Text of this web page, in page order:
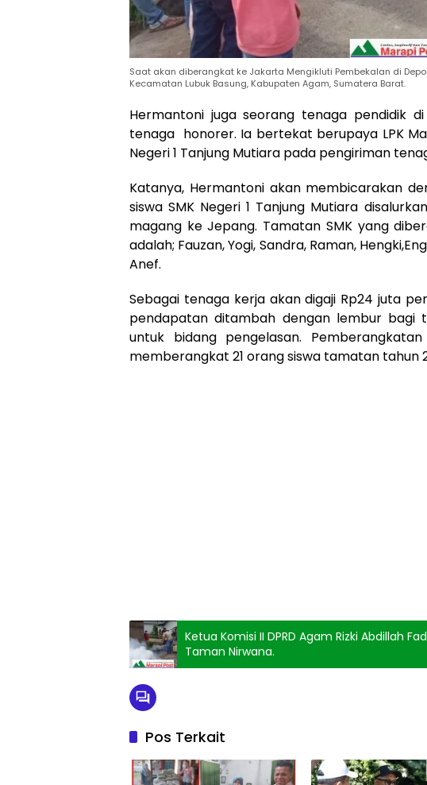
Saat akan diberangkat ke Jakarta Mengikluti Pembekalan di
Kecamatan Lubuk Basung, Kabupaten Agam, Sumatera Barat.
Hermantoni juga seorang tenaga pendidik
tenaga honorer. Ia bertekat berupaya LPK
Negeri 1 Tanjung Mutiara pada pengiriman
Katanya, Hermantoni akan membicarakan
siswa SMK Negeri 1 Tanjung Mutiara
magang ke Jepang. Tamatan SMK yang
adalah; Fauzan, Yogi, Sandra, Raman,
Anef.
Sebagai tenaga kerja akan digaji Rp24 juta
pendapatan ditambah dengan lembur bagi
untuk bidang pengelasan.
memberangkat 21 orang siswa tamatan tahun
Ketua Komisi II DPRD Agam Rizki Abdillah
Taman Nirwana.
Pos Terkait